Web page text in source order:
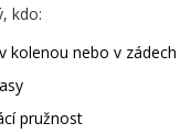
kdo:
kolenou nebo v zádech
pružnost